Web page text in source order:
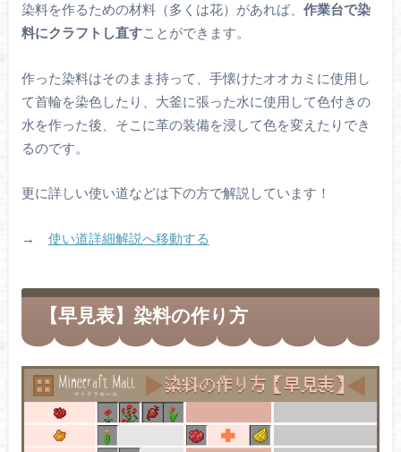
染料を作るための材料（多くは花）があれば、 作業台で染
料にクラフトし直すことができます。
作った染料はそのまま持って、手懐けたオオカミに使用し
て首輪を染色したり、大釜に張った水に使用して色付きの
水を作った後、そこに革の装備を浸して色を変えたりでき
るのです。
更に詳しい使い道などは下の方で解説しています！
→ 使い道詳細解説へ移動する
【早見表】染料の作り方